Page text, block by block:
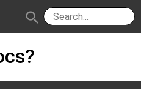
search